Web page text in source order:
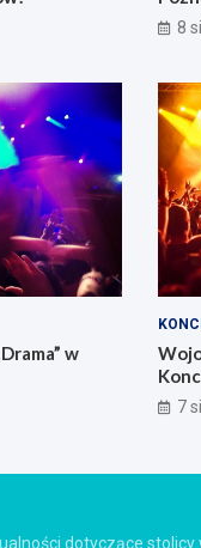
8
w
7
dotyczące